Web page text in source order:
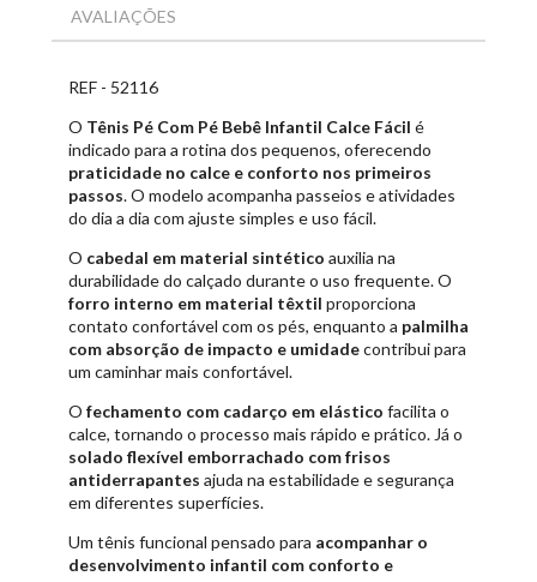
AVALIAÇÕES
REF - 52116
O Tênis Pé Com Pé Bebê Infantil Calce Fácil é
indicado para a rotina dos pequenos, oferecendo
praticidade no calce e conforto nos primeiros
passos. O modelo acompanha passeios e atividades
do dia a dia com ajuste simples e uso fácil.
O cabedal em material sintético auxilia na
durabilidade do calçado durante o uso frequente. O
forro interno em material têxtil proporciona
contato confortável com os pés, enquanto a palmilha
com absorção de impacto e umidadecontribui para
um caminhar mais confortável.
O fechamento com cadarço em elástico facilita o
calce, tornando o processo mais rápido e prático. Já o
solado flexível emborrachado com frisos
antiderrapantes ajuda na estabilidade e segurança
em diferentes superfícies.
Um tênis funcional pensado para acompanhar o
desenvolvimento infantil com conforto e